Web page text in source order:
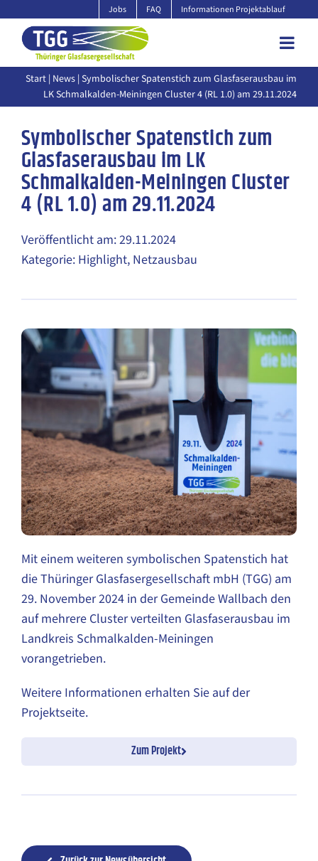
Inhalt
springen
Jobs FAQ Informationen Projektablauf
Start | News | Symbolischer Spatenstich zum Glasfaserausbau im
LK Schmalkalden-Meiningen Cluster 4 (RL 1.0) am 29.11.2024
Symbolischer Spatenstich zum
Glasfaserausbau im LK
Schmalkalden-Meiningen Cluster
4 (RL 1.0) am 29.11.2024
Veröffentlicht am: 29.11.2024
Kategorie: Highlight, Netzausbau
Mit einem weiteren symbolischen Spatenstich hat
die Thüringer Glasfasergesellschaft mbH (TGG) am
29. November 2024 in der Gemeinde Wallbach den
auf mehrere Cluster verteilten Glasfaserausbau im
Landkreis Schmalkalden-Meiningen
vorangetrieben.
Weitere Informationen erhalten Sie auf der
Projektseite.
Zum Projekt